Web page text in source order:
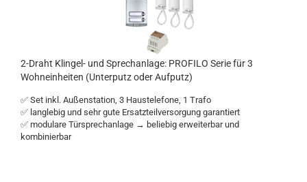
2-Draht Klingel- und Sprechanlage: PROFILO Serie für 3
Wohneinheiten (Unterputz oder Aufputz)
✅ Set inkl. Außenstation, 3 Haustelefone, 1 Trafo
✅ langlebig und sehr gute Ersatzteilversorgung garantiert
✅ modulare Türsprechanlage → beliebig erweiterbar und
kombinierbar